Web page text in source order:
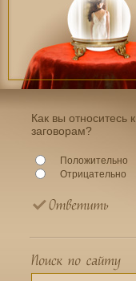
Как вы относитесь к
заговорам?
Положительно
Отрицательно